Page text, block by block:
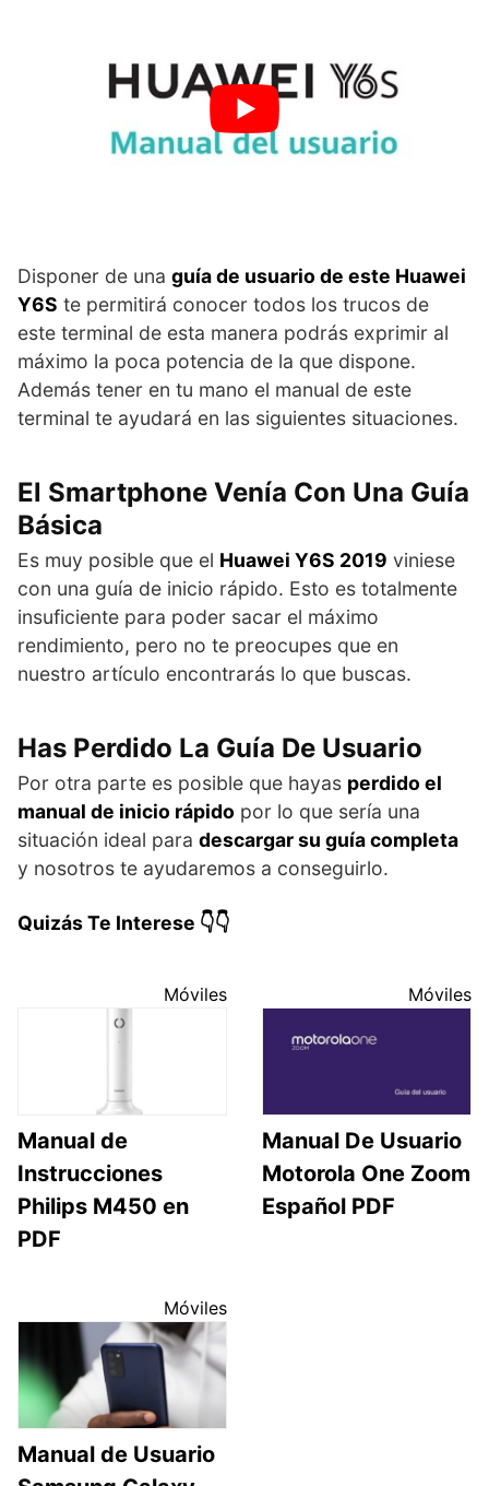
Disponer de una guía de usuario de este Huawei
Y6S te permitirá conocer todos los trucos de
este terminal de esta manera podrás exprimir al
máximo la poca potencia de la que dispone.
Además tener en tu mano el manual de este
terminal te ayudará en las siguientes situaciones.
El Smartphone Venía Con Una Guía
Básica
Es muy posible que el Huawei Y6S 2019 viniese
con una guía de inicio rápido. Esto es totalmente
insuficiente para poder sacar el máximo
rendimiento, pero no te preocupes que en
nuestro artículo encontrarás lo que buscas.
Has Perdido La Guía De Usuario
Por otra parte es posible que hayas perdido el
manual de inicio rápido por lo que sería una
situación ideal para descargar su guía completa
y nosotros te ayudaremos a conseguirlo.
Quizás Te Interese 👇👇
Móviles
Manual de
Instrucciones
Philips M450 en
PDF
Móviles
Manual De Usuario
Motorola One Zoom
Español PDF
Móviles
Manual de Usuario